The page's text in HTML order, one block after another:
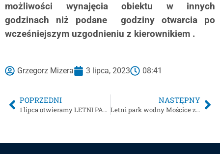
możliwości wynajęcia obiektu w innych
godzinach niż podane godziny otwarcia po
wcześniejszym uzgodnieniu z kierownikiem .
Grzegorz Mizera 3 lipca, 2023 08:41
POPRZEDNI
1 lipca otwieramy LETNI PARK WODNY MOŚCICE
NASTĘPNY
Letni park wodny Mościce za 4 zł